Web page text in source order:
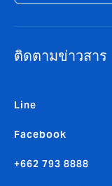
ติดตามข่าวสาร
Line
Facebook
+662 793 8888